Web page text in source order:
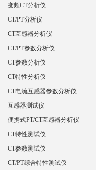
变频CT分析仪
CT/PT分析仪
CT互感器分析仪
CT/PT参数分析仪
CT参数分析仪
CT特性分析仪
CT电流互感器参数分析仪
互感器测试仪
便携式PT/CT互感器分析仪
CT特性测试仪
CT参数测试仪
CT/PT综合特性测试仪